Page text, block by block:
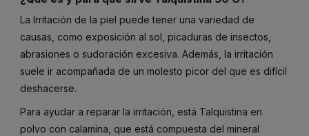
La Irritación de la piel puede tener una variedad de
causas, como exposición al sol, picaduras de insectos,
abrasiones o sudoración excesiva. Además, la irritación
suele ir acompañada de un molesto picor del que es difícil
deshacerse.
Para ayudar a reparar la irritación, está Talquistina en
polvo con calamina, que está compuesta del mineral